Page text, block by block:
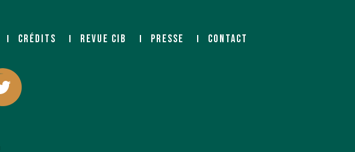
CRÉDITS REVUE CIB PRESSE CONTACT